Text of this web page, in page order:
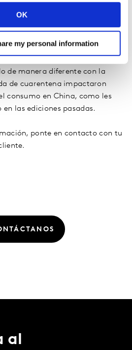
OK
my personal information
de gasto similar con un pico,
y México.
de manera diferente con la
de cuarentena impactaron
consumo en China, como les
las ediciones pasadas.
ponte en contacto con tu
al